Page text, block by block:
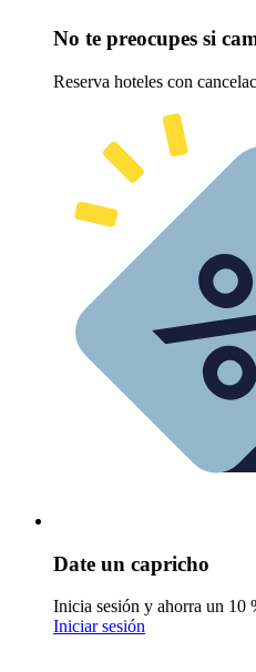
No te preocupes si
Reserva hoteles con
Date un capricho
Inicia sesión y ahorra un 10
Iniciar sesión